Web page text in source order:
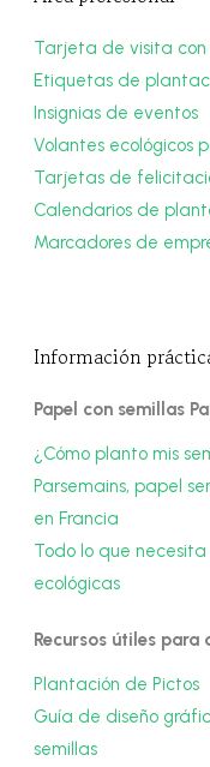
Tarjeta de visita con
Etiquetas de
Insignias de eventos
Volantes ecológicos
Tarjetas de
Calendarios de
Marcadores de
Información
Papel con semillas
¿Cómo planto mis
Parsemains, papel
en Francia
Todo lo que necesita
ecológicas
Recursos útiles para
Plantación de Pictos
Guía de diseño
semillas